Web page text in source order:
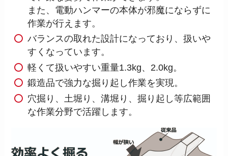
また、電動ハンマーの本体が邪魔にならずに
作業が行えます。
バランスの取れた設計になっており、扱いや
すくなっています。
軽くて扱いやすい重量1.3kg、2.0kg。
鍛造品で強力な掘り起し作業を実現。
穴掘り、土堀り、溝堀り、掘り起し等広範囲
な作業分野で活躍します。